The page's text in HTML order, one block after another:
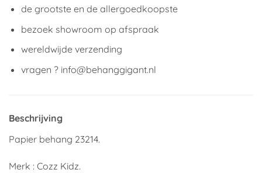
de grootste en de allergoedkoopste
bezoek showroom op afspraak
wereldwijde verzending
vragen ? info@behanggigant.nl
Beschrijving
Papier behang 23214.
Merk : Cozz Kidz.